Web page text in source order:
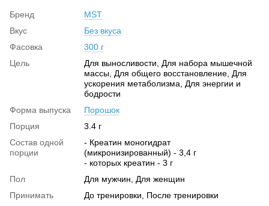
Бренд
MST
Вкус
Без вкуса
Фасовка
300 г
Цель
Для выносливости, Для набора мышечной
массы, Для общего восстановление, Для
ускорения метаболизма, Для энергии и
бодрости
Форма выпуска
Порошок
Порция
3.4 г
Состав одной
порции
- Креатин моногидрат
(микронизированный) - 3,4 г
- которых креатин - 3 г
Пол
Для мужчин, Для женщин
Принимать
До тренировки, После тренировки